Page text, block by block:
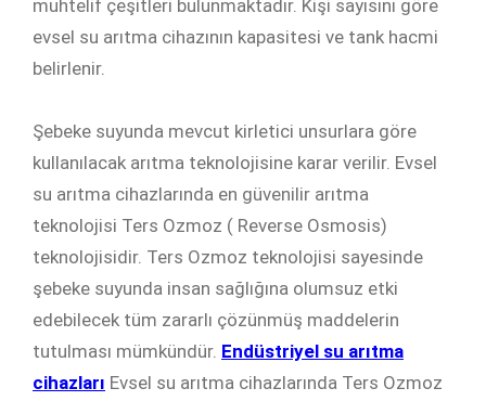
muhtelif çeşitleri bulunmaktadır. Kişi sayısını göre
evsel su arıtma cihazının kapasitesi ve tank hacmi
belirlenir.
Şebeke suyunda mevcut kirletici unsurlara göre
kullanılacak arıtma teknolojisine karar verilir. Evsel
su arıtma cihazlarında en güvenilir arıtma
teknolojisi Ters Ozmoz ( Reverse Osmosis)
teknolojisidir. Ters Ozmoz teknolojisi sayesinde
şebeke suyunda insan sağlığına olumsuz etki
edebilecek tüm zararlı çözünmüş maddelerin
tutulması mümkündür. Endüstriyel su arıtma
cihazları Evsel su arıtma cihazlarında Ters Ozmoz